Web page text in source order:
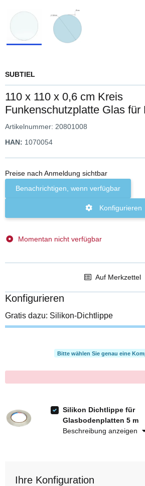
SUBTIEL
110 x 110 x 0,6 cm Kreis
Funkenschutzplatte Glas für
Artikelnummer: 20801008
HAN: 1070054
Preise nach Anmeldung sichtbar
Benachrichtigen, wenn verfügbar
Konfigurieren
Momentan nicht verfügbar
Auf Merkzettel
Konfigurieren
Gratis dazu: Silikon-Dichtlippe
Bitte wählen Sie genau eine
Silikon Dichtlippe für
Glasbodenplatten 5 m
Beschreibung anzeigen
Ihre Konfiguration